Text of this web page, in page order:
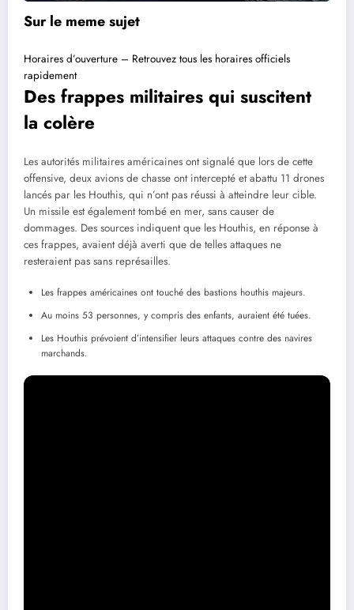
Sur le meme sujet
Horaires d’ouverture – Retrouvez tous les horaires officiels
rapidement
Des frappes militaires qui suscitent
la colère
Les autorités militaires américaines ont signalé que lors de cette
offensive, deux avions de chasse ont intercepté et abattu 11 drones
lancés par les Houthis, qui n’ont pas réussi à atteindre leur cible.
Un missile est également tombé en mer, sans causer de
dommages. Des sources indiquent que les Houthis, en réponse à
ces frappes, avaient déjà averti que de telles attaques ne
resteraient pas sans représailles.
Les frappes américaines ont touché des bastions houthis majeurs.
Au moins 53 personnes, y compris des enfants, auraient été tuées.
Les Houthis prévoient d’intensifier leurs attaques contre des navires
marchands.